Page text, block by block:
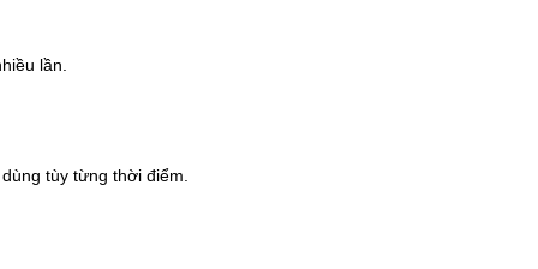
lần.
tùy từng thời điểm.